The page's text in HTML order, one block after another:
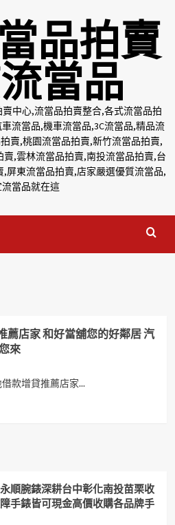
品拍賣
當品
中心,流當品拍賣整合,各式流當品拍
流當品,機車流當品,3C流當品,精品流
賣,桃園流當品拍賣,新竹流當品拍賣,
,雲林流當品拍賣,南投流當品拍賣,台
屏東流當品拍賣,店家嚴選優質流當品,
當品就在這
薦店家 和好當舖您的好鄰居 汽
來
款增貸推薦店家...
順腕錶深耕台中彰化南投苗栗收
手錶皆可現金高價收購各品牌手